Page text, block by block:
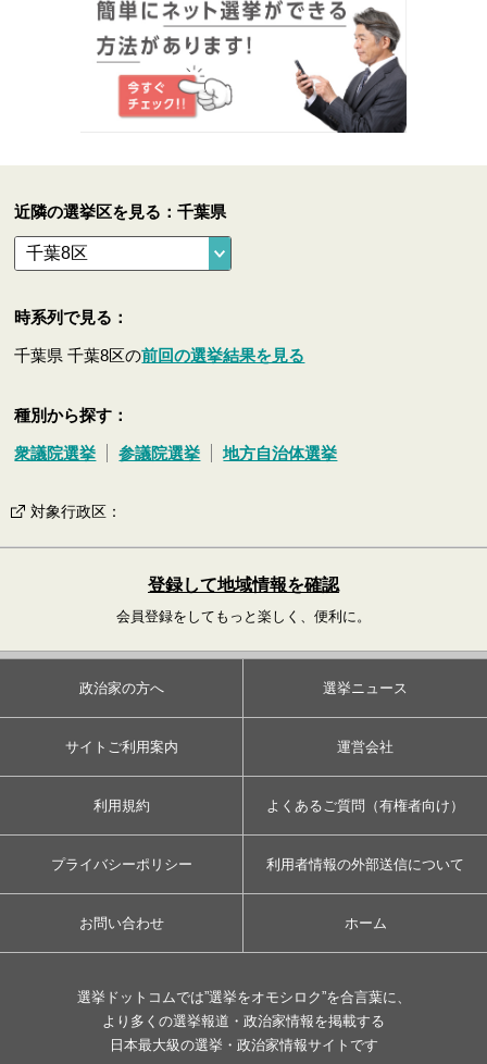
近隣の選挙区を見る：千葉県
時系列で見る：
千葉県 千葉8区の前回の選挙結果を見る
種別から探す：
衆議院選挙 参議院選挙 地方自治体選挙
対象行政区 ：
登録して地域情報を確認
会員登録をしてもっと楽しく、便利に。
政治家の方へ 選挙ニュース
サイトご利用案内 運営会社
利用規約 よくあるご質問（有権者向け）
プライバシーポリシー 利用者情報の外部送信について
お問い合わせ ホーム
選挙ドットコムでは”選挙をオモシロク”を合言葉に、
より多くの選挙報道・政治家情報を掲載する
日本最大級の選挙・政治家情報サイトです